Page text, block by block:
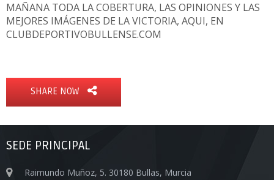
MAÑANA TODA LA COBERTURA, LAS OPINIONES Y LAS
MEJORES IMÁGENES DE LA VICTORIA, AQUI, EN
CLUBDEPORTIVOBULLENSE.COM
SHARE NOW
SEDE PRINCIPAL
Raimundo Muñoz, 5. 30180 Bullas, Murcia